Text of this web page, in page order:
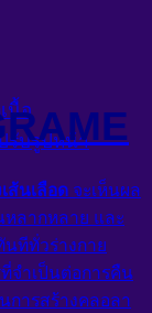
นื้อ
รับรูปหน้า
ส้นเลือด จะเห็นผล
หลากหลาย และ
นทีทั่วร่างกาย
จำเป็นต่อการคืน
การสร้างคลอลา